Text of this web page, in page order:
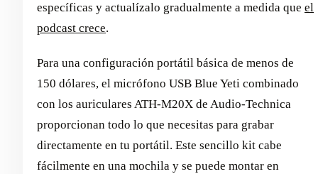
específicas y actualízalo gradualmente a medida que el
podcast crece.
Para una configuración portátil básica de menos de
150 dólares, el micrófono USB Blue Yeti combinado
con los auriculares ATH-M20X de Audio-Technica
proporcionan todo lo que necesitas para grabar
directamente en tu portátil. Este sencillo kit cabe
fácilmente en una mochila y se puede montar en